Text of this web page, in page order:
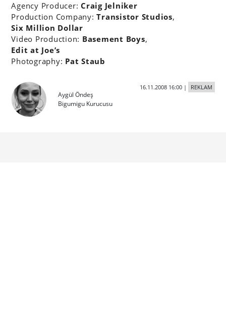
Agency Producer:Craig Jelniker
Production Company:Transistor Studios,
Six Million Dollar
Video Production: Basement Boys,
Edit at Joe’s
Photography: Pat Staub
Aygül Öndeş
Bigumigu Kurucusu
16.11.2008 16:00| REKLAM